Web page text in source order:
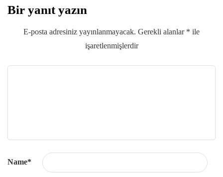
Bir yanıt yazın
E-posta adresiniz yayınlanmayacak. Gerekli alanlar * ile
işaretlenmişlerdir
Name*